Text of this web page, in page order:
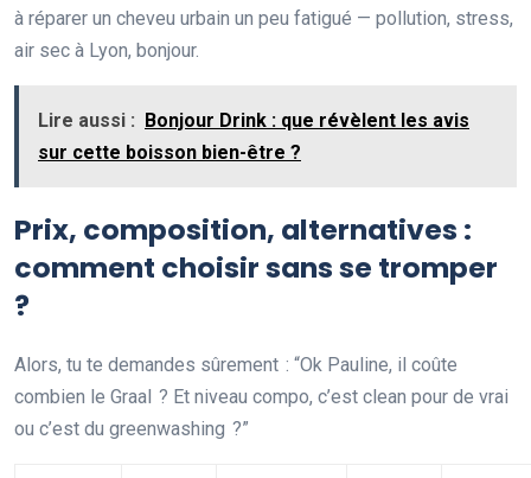
à réparer un cheveu urbain un peu fatigué — pollution, stress,
air sec à Lyon, bonjour.
Lire aussi : Bonjour Drink : que révèlent les avis
sur cette boisson bien-être ?
Prix, composition, alternatives :
comment choisir sans se tromper
?
Alors, tu te demandes sûrement : “Ok Pauline, il coûte
combien le Graal ? Et niveau compo, c’est clean pour de vrai
ou c’est du greenwashing ?”